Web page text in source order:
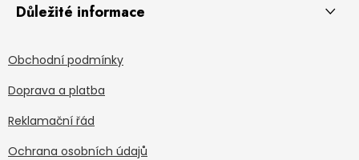
Důležité informace
Obchodní podmínky
Doprava a platba
Reklamační řád
Ochrana osobních údajů